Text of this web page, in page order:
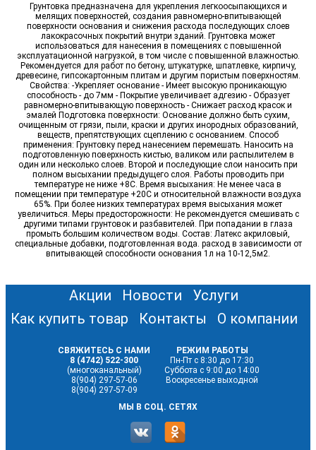
Грунтовка предназначена для укрепления легкоосыпающихся и
мелящих поверхностей, создания равномерно-впитывающей
поверхности основания и снижения расхода последующих слоев
лакокрасочных покрытий внутри зданий. Грунтовка может
использоваться для нанесения в помещениях с повышенной
эксплуатационной нагрузкой, в том числе с повышенной влажностью.
Рекомендуется для работ по бетону, штукатурке, шпатлевке, кирпичу,
древесине, гипсокартонным плитам и другим пористым поверхностям.
Свойства: -Укрепляет основание - Имеет высокую проникающую
способность - до 7мм - Покрытие увеличивает адгезию - Образует
равномерно-впитывающую поверхность - Снижает расход красок и
эмалей Подготовка поверхности: Основание должно быть сухим,
очищенным от грязи, пыли, краски и других инородных образований,
веществ, препятствующих сцеплению с основанием. Способ
применения: Грунтовку перед нанесением перемешать. Наносить на
подготовленную поверхность кистью, валиком или распылителем в
один или несколько слоев. Второй и последующие слои наносить при
полном высыхании предыдущего слоя. Работы проводить при
температуре не ниже +8С. Время высыхания: Не менее часа в
помещении при температуре +20С и относительной влажности воздуха
65%. При более низких температурах время высыхания может
увеличиться. Меры предосторожности: Не рекомендуется смешивать с
другими типами грунтовок и разбавителей. При попадании в глаза
промыть большим количеством воды. Состав: Латекс акриловый,
специальные добавки, подготовленная вода. расход в зависимости от
впитывающей способности основания 1л на 10-12,5м2.
Акции Новости
Услуги
Как купить товар
Контакты О компании
СВЯЖИТЕСЬ С НАМИ
8 (4742) 522-300
(многоканальный)
8(904) 297-57-06
8(904) 297-57-09
РЕЖИМ РАБОТЫ
Пн-Пт с 8:30 до 17:30
Суббота с 9:00 до 14:00
Воскресенье выходной
МЫ В СОЦ. СЕТЯХ